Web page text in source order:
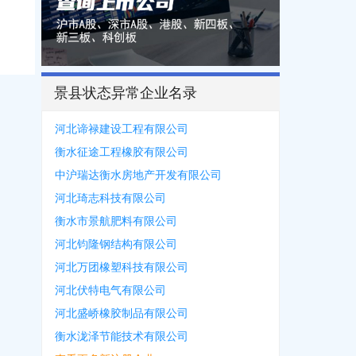
景县状态异常企业名录
河北谛禄建设工程有限公司
衡水征途工程橡胶有限公司
中沪瑞达衡水房地产开发有限公司
河北琦志科技有限公司
衡水市景航肥料有限公司
河北钧隆钢结构有限公司
河北万团橡塑科技有限公司
河北伏特电气有限公司
河北盛峤橡胶制品有限公司
衡水泷泽节能技术有限公司